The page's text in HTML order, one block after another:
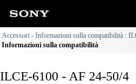
Accessori - Informazioni sulla compatibilità :
Informazioni sulla compatibilità
ILCE-6100 - AF 24-50/4